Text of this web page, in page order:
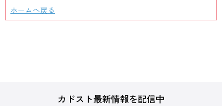
ホームへ戻る
カドスト最新情報を配信中